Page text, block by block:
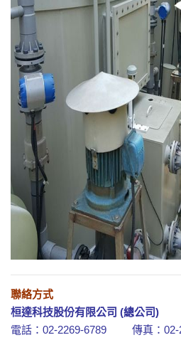
聯絡方式
桓達科技股份有限公司 (總公司)
電話：02-2269-6789 傳真：02-